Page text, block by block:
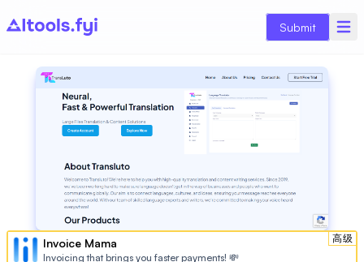
Submit
高级
Invoice Mama
Invoicing that brings you faster payments! 💸